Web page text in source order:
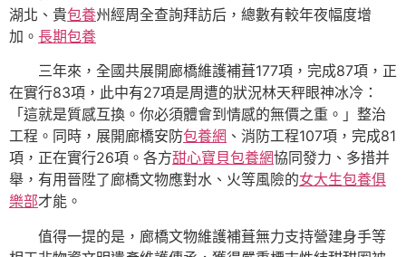
湖北、貴包養州經周全查詢拜訪后，總數有較年夜幅度增
加。 長期包養
三年來，全國共展開廊橋維護補葺177項，完成87項，正
在實行83項，此中有27項是周遭的狀況林天秤眼神冰冷：
「這就是質感互換。你必須體會到情感的無價之重。」整治
工程。同時，展開廊橋安防包養網 、消防工程107項，完成81
項，正在實行26項。各方甜心寶貝包養網協同發力、多措并
舉，有用晉陞了廊橋文物應對水、火等風險的女大生包養俱
樂部才能。
值得一提的是，廊橋文物維護補葺無力支持營建身手等